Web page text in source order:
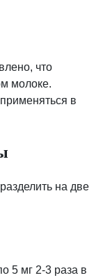
что
молоке.
в
на две
5 мг 2-3 раза в